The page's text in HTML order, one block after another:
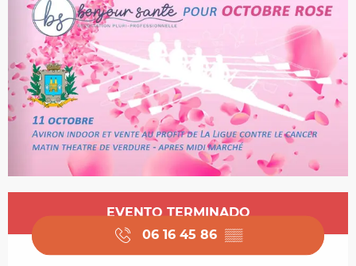
Horarios y datos de contacto
EVENTO TERMINADO
06 16 45 86 ▒▒